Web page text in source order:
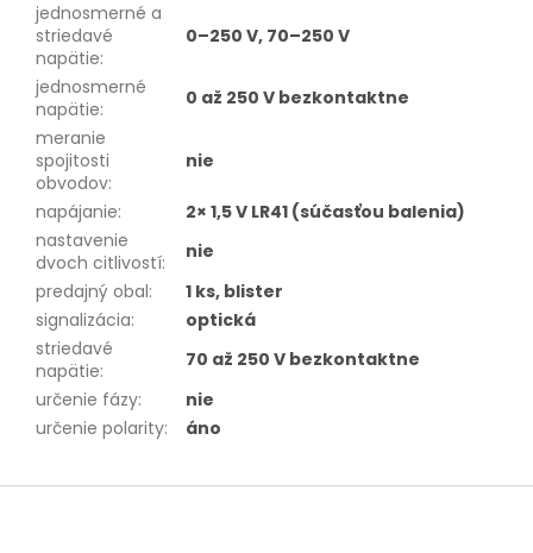
jednosmerné a
striedavé
napätie:
0–250 V, 70–250 V
jednosmerné
napätie:
0 až 250 V bezkontaktne
meranie
spojitosti
obvodov:
nie
napájanie:
2× 1,5 V LR41 (súčasťou balenia)
nastavenie
dvoch citlivostí:
nie
predajný obal:
1 ks, blister
signalizácia:
optická
striedavé
napätie:
70 až 250 V bezkontaktne
určenie fázy:
nie
určenie polarity: áno
Z